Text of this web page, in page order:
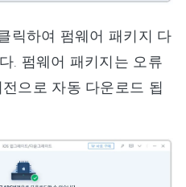
릭하여 펌웨어 패키지 다
. 펌웨어 패키지는 오류
으로 자동 다운로드 됩